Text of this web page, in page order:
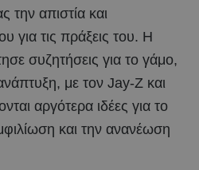
την απιστία και
για τις πράξεις του. Η
συζητήσεις για το γάμο,
με τον Jay-Z και
αργότερα ιδέες για το
και την ανανέωση